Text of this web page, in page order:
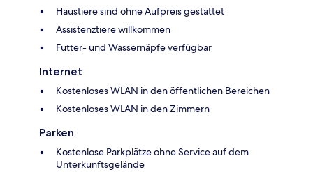
Haustiere sind ohne Aufpreis gestattet
Assistenztiere willkommen
Futter- und Wassernäpfe verfügbar
Internet
Kostenloses WLAN in den öffentlichen Bereichen
Kostenloses WLAN in den Zimmern
Parken
Kostenlose Parkplätze ohne Service auf dem
Unterkunftsgelände